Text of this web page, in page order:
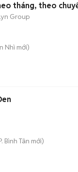
tháng, theo
Group
Nhì mới)
Bình Tân mới)